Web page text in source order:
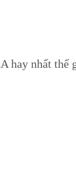
hay nhất thế